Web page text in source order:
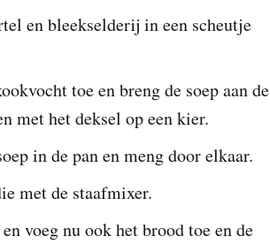
en bleekselderij in een scheutje
toe en breng de soep aan de
met het deksel op een kier.
in de pan en meng door elkaar.
met de staafmixer.
voeg nu ook het brood toe en de